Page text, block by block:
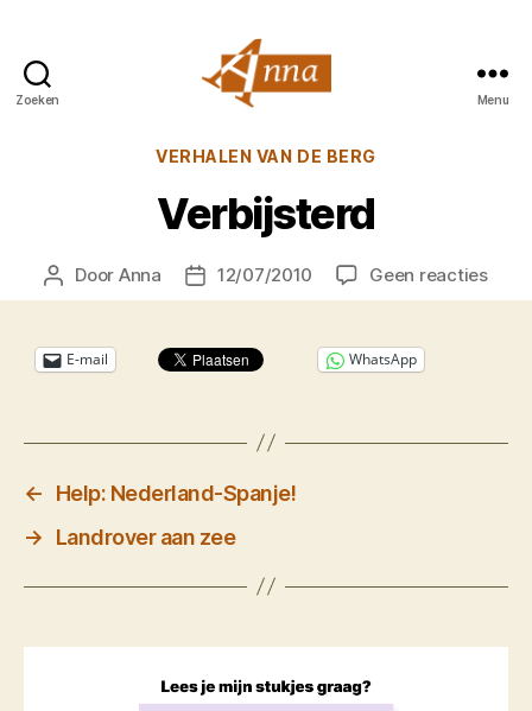
Zoeken
van
Menu
Categorieën
VERHALEN VAN DE BERG
Verbijsterd
Berichtauteur
Door Anna Berichtdatum
12/07/2010 Geen reactiesop
E-mail WhatsApp
←
Help: Nederland-Spanje!
→
Landrover aan zee